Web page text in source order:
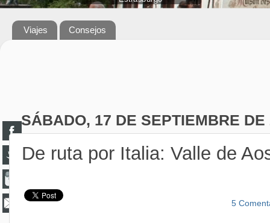
Viajes Consejos
SÁBADO, 17 DE SEPTIEMBRE DE
De ruta por Italia: Valle de
5